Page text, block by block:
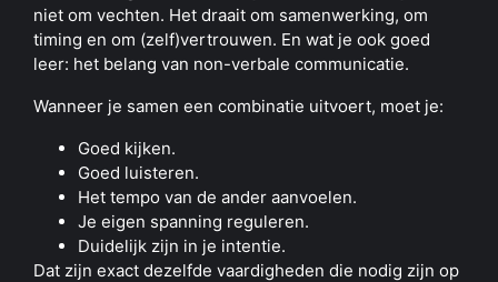
niet om vechten. Het draait om samenwerking, om
timing en om (zelf)vertrouwen. En wat je ook goed
leer: het belang van non-verbale communicatie.
Wanneer je samen een combinatie uitvoert, moet je:
Goed kijken.
Goed luisteren.
Het tempo van de ander aanvoelen.
Je eigen spanning reguleren.
Duidelijk zijn in je intentie.
Dat zijn exact dezelfde vaardigheden die nodig zijn op